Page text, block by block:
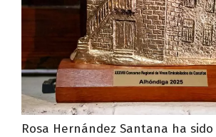
Rosa Hernández Santana ha